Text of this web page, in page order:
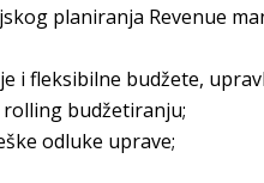
planiranja Revenue
i fleksibilne budžete,
rolling budžetiranju;
odluke uprave;